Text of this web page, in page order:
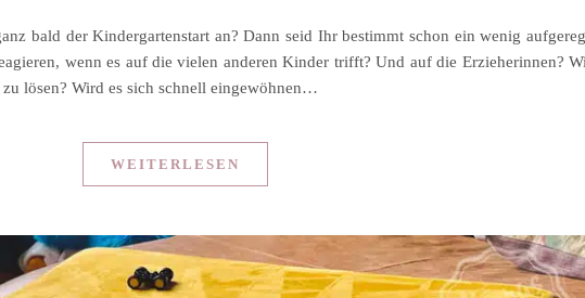
bald der Kindergartenstart an? Dann seid Ihr bestimmt schon ein wenig
wenn es auf die vielen anderen Kinder trifft? Und auf die Erzieherinnen?
lösen? Wird es sich schnell eingewöhnen…
WEITERLESEN